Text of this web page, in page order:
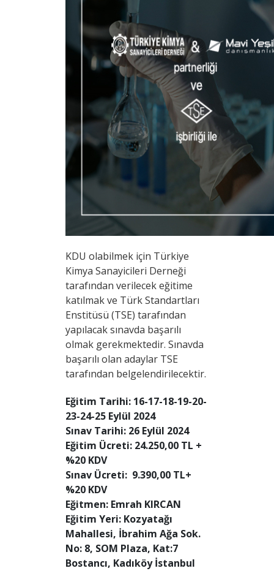
KDU olabilmek için Türkiye
Kimya Sanayicileri Derneği
tarafından verilecek eğitime
katılmak ve Türk Standartları
Enstitüsü (TSE) tarafından
yapılacak sınavda başarılı
olmak gerekmektedir. Sınavda
başarılı olan adaylar TSE
tarafından belgelendirilecektir.
Eğitim Tarihi: 16-17-18-19-20-
23-24-25 Eylül 2024
Sınav Tarihi: 26 Eylül 2024
Eğitim Ücreti: 24.250,00 TL +
%20 KDV
Sınav Ücreti: 9.390,00 TL+
%20 KDV
Eğitmen: Emrah KIRCAN
Eğitim Yeri: Kozyatağı
Mahallesi, İbrahim Ağa Sok.
No: 8, SOM Plaza, Kat:7
Bostancı, Kadıköy İstanbul